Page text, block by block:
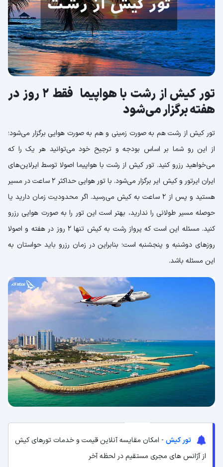
تور کیش از رشت با هواپیما فقط 2 روز در
هفته برگزار می‌شود
تور کیش از رشت هم به صورت زمینی و هم به صورت هوایی برگزار می‌شود؛
از این رو شما بر اساس بودجه و ترجیح خود می‌توانید هر یک را که
می‌خواهید رزرو کنید. تور کیش از رشت با هواپیما اصولا توسط ایرلاین‌های
ایران ایرتور و کیش ایر برگزار می‌شود. با تور هوایی حداکثر 2 ساعت در مسیر
هستید و پس از 2 ساعت به کیش می‌رسید. اگر محدودیت زمان دارید یا
حوصله مسیر طولانی را ندارید، بهتر است این تور را به صورت هوایی رزرو
کنید. مسئله این است که پرواز رشت به کیش تنها 2 روز در هفته و اصولا
روزهای دوشنبه و پنجشنبه است؛ بنابراین در زمان رزرو باید حواستان به
این مسئله باشد.
تور کیش - امکان مقایسه آنلاین قیمت و خدمات تورهای کیش
از آژانس های مجری مستقیم در لحظه آخر